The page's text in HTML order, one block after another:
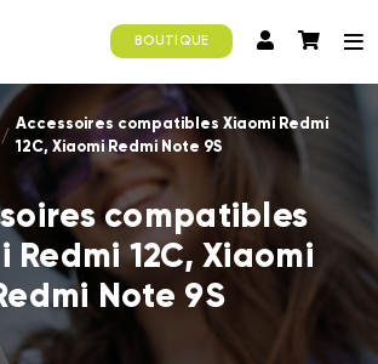
BOUTIQUE
/
Accessoires compatibles Xiaomi Redmi
12C, Xiaomi Redmi Note 9S
compatibles
Redmi 12C, Xiaomi
Note 9S